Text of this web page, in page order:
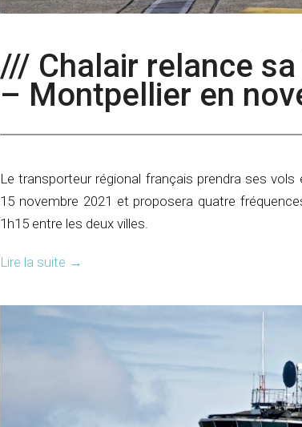
/// Chalair relance
– Montpellier en
Le transporteur régional français prendra ses
15 novembre 2021 et proposera quatre
1h15 entre les deux villes.
Lire la suite →